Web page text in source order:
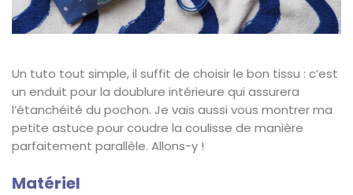
Un tuto tout simple, il suffit de choisir le bon tissu : c’est
un enduit pour la doublure intérieure qui assurera
l’étanchéité du pochon. Je vais aussi vous montrer ma
petite astuce pour coudre la coulisse de manière
parfaitement parallèle. Allons-y !
Matériel